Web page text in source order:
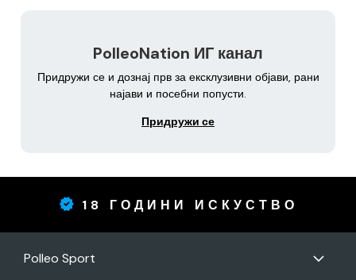
PolleoNation ИГ канал
Придружи се и дознај прв за ексклузивни објави, рани
најави и посебни попусти.
Придружи се
18 ГОДИНИ ИСКУСТВО
Polleo Sport